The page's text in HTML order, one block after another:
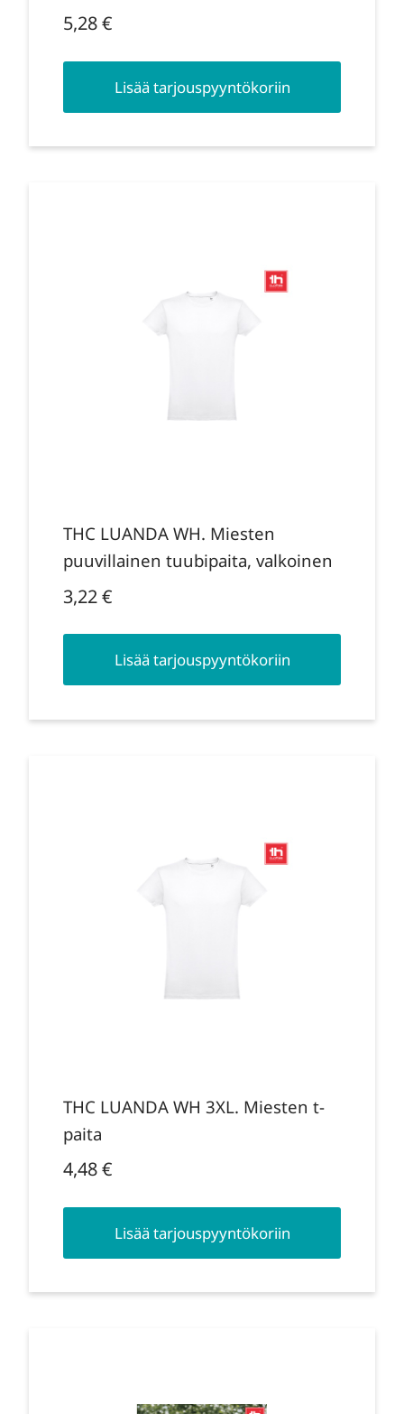
5,28€
Lisää tarjouspyyntökoriin
THC LUANDA WH. Miesten
puuvillainen tuubipaita, valkoinen
3,22€
Lisää tarjouspyyntökoriin
THC LUANDA WH 3XL. Miesten t-
paita
4,48€
Lisää tarjouspyyntökoriin